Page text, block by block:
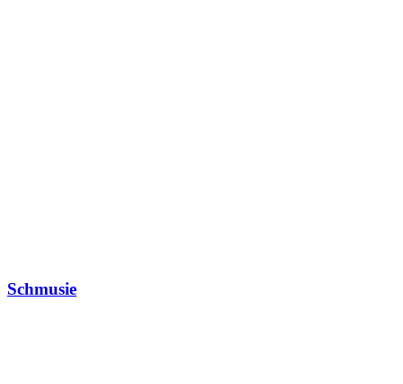
Schmusie